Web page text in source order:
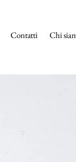
Contatti Chi